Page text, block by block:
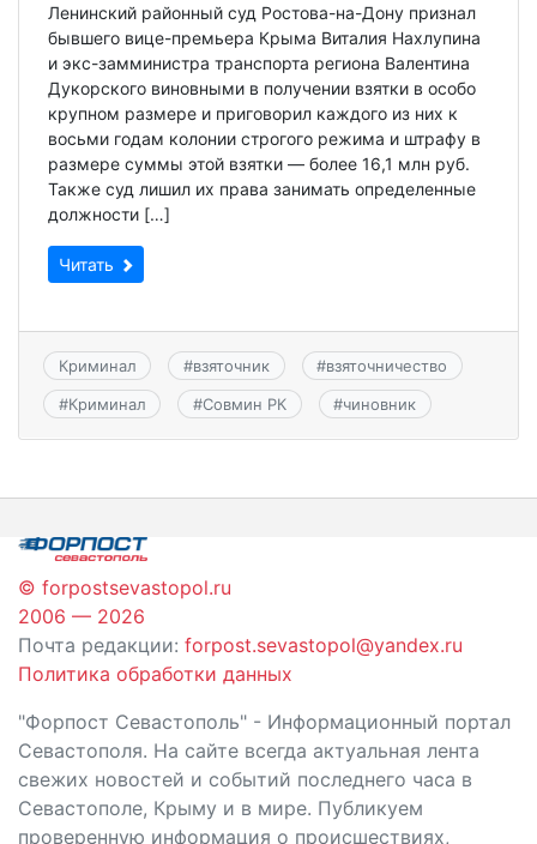
Ленинский районный суд Ростова-на-Дону признал
бывшего вице-премьера Крыма Виталия Нахлупина
и экс-замминистра транспорта региона Валентина
Дукорского виновными в получении взятки в особо
крупном размере и приговорил каждого из них к
восьми годам колонии строгого режима и штрафу в
размере суммы этой взятки — более 16,1 млн руб.
Также суд лишил их права занимать определенные
должности […]
Читать
Криминал #взяточник #взяточничество
#Криминал #Совмин РК #чиновник
© forpostsevastopol.ru
2006 — 2026
Почта редакции: forpost.sevastopol@yandex.ru
Политика обработки данных
"Форпост Севастополь" - Информационный портал
Севастополя. На сайте всегда актуальная лента
свежих новостей и событий последнего часа в
Севастополе, Крыму и в мире. Публикуем
проверенную информация о происшествиях,